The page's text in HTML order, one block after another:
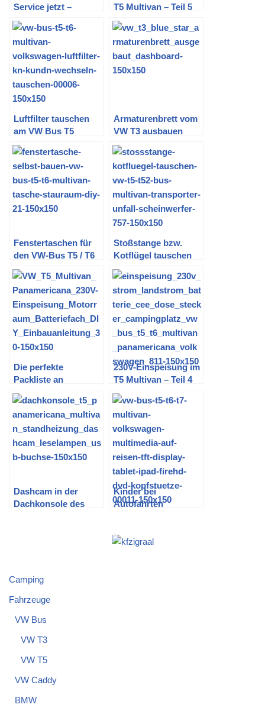
Service jetzt –
Inspektionsintervall
zurücksetzen beim
VW Caddy 2K (und
T5)
T5 Multivan – Teil 5
(Fertigstellung
Innenraum)
Luftfilter tauschen
am VW Bus T5
(Sportluftfilter K&N)
Armaturenbrett vom
VW T3 ausbauen
Fenstertaschen für
den VW-Bus T5 / T6
selber machen
Stoßstange bzw.
Kotflügel tauschen
am VW T5 Multivan
PanAmericana und
anderen
Die perfekte
Packliste an
Werkzeug im VW
Bus T5
230V-Einspeisung im
T5 Multivan – Teil 4
(Fertigstellung CEE-
Dose im Motorraum)
Dashcam in der
Dachkonsole des
Kinder bei
Autofahrten
wertlose Variante mit
Camping
Fahrzeuge
VW Bus
VW T3
VW T5
VW Caddy
BMW